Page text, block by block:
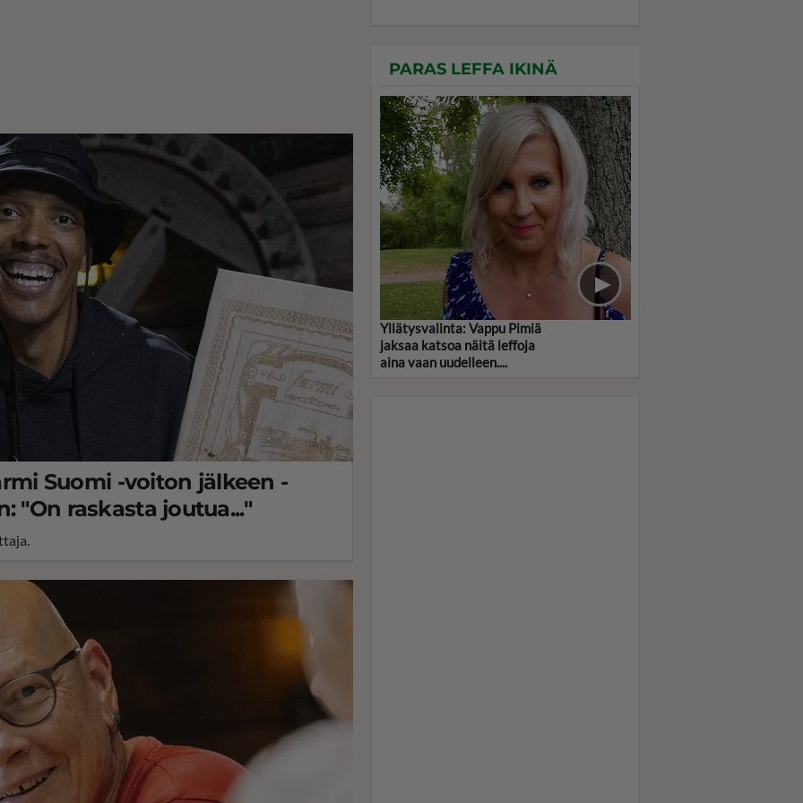
Suomi -voiton jälkeen -
"On raskasta joutua..."
PARAS LEFFA IKINÄ
Yllätysvalinta: Vappu Pimiä
jaksaa katsoa näitä leffoja
aina vaan uudelleen....